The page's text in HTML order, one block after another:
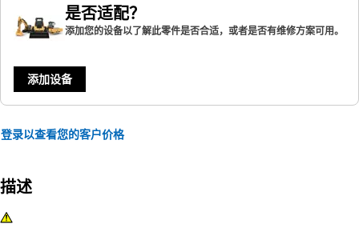
是否适配？
添加您的设备以了解此零件是否合适，或者是否有维修方案可用。
添加设备
登录以查看您的客户价格
描述